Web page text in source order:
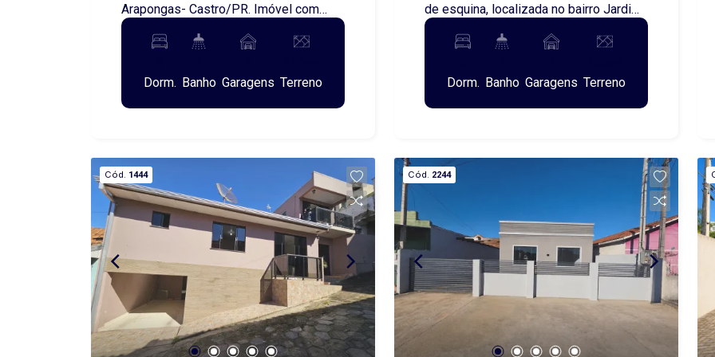
Arapongas- Castro/PR. Imóvel com
localização estratégica, próxima a
escolas, ponto de ônibus, posto de
hospital e com fácil acesso ao centro
da cidade! Com amplo espaço de
Dorm. Banho Garagens Terreno
de esquina, localizada no bairro Jardim
dos Bancários, contendo em seu
interior: uma sala de visitas, copa,
Agende uma visita conosco e venha
conferir essa opção!
Dorm. Banho Garagens Terreno
Cód. 1444 Cód. 2244